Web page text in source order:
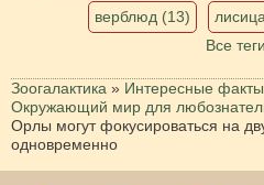
верблюд (13)
Все
Зоогалактика » Интересные факты
Окружающий мир для
Орлы могут фокусироваться на
одновременно